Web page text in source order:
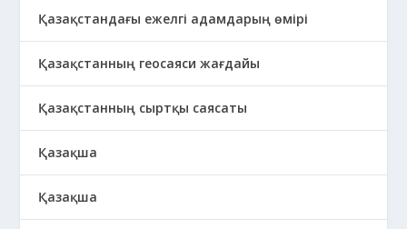
Қазақстандағы ежелгі адамдарың өмірі
Қазақстанның геосаяси жағдайы
Қазақстанның сыртқы саясаты
Қазақша
Қазақша